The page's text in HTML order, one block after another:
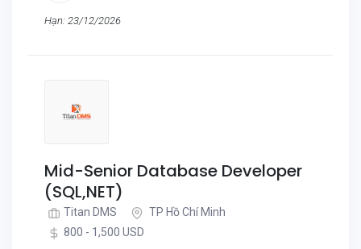
Hạn: 23/12/2026
Mid-Senior Database Developer
(SQL,NET)
Titan DMS
TP Hồ Chí Minh
800 - 1,500 USD